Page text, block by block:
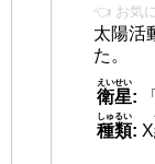
👈 お気
太陽活
た。
衛星
えいせい
:
種類
しゅるい
: X